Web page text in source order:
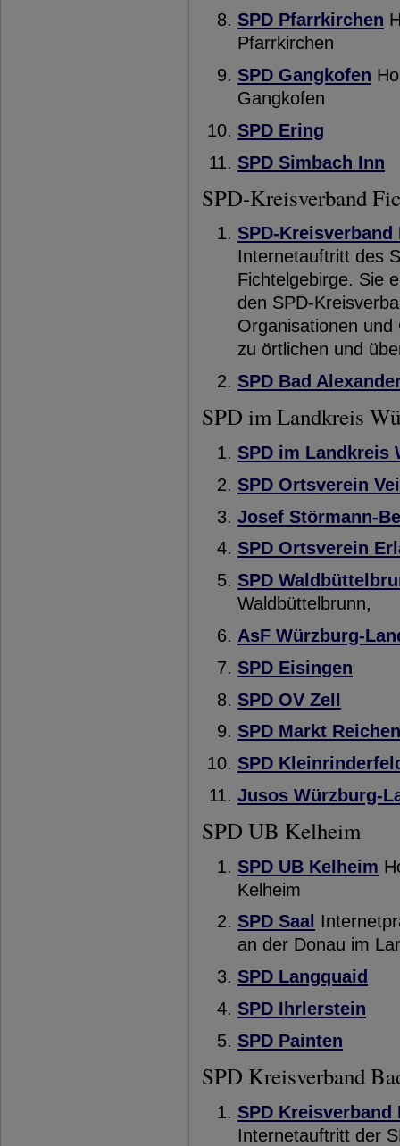
SPD Pfarrkirchen
Pfarrkirchen
SPD Gangkofen
Gangkofen
SPD Ering
SPD Simbach Inn
SPD-Kreisverband
SPD-
Internetauftritt des
Fichtelgebirge. Sie
den SPD-
Organisationen
zu örtlichen und
SPD Bad
SPD im Landkreis
SPD im Landkreis
SPD Ortsverein
Josef Störmann-
SPD Ortsverein
SPD
Waldbüttelbrunn,
AsF Würzburg-
SPD Eisingen
SPD OV Zell
SPD Markt
SPD
Jusos Würzburg-
SPD UB Kelheim
SPD UB Kelheim
Kelheim
SPD Saal
an der Donau im
SPD Langquaid
SPD Ihrlerstein
SPD Painten
SPD Kreisverband
SPD Kreisverband
Internetauftritt der